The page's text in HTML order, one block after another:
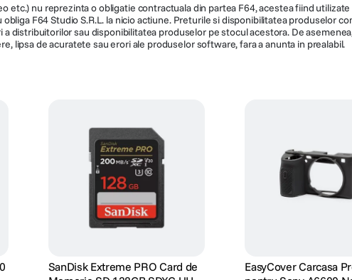
etc.) nu reprezinta o obligatie contractuala din partea F64, acestea fiind
F64 Studio S.R.L. la nicio actiune. Preturile si disponibilitatea produselor
sau disponibilitatea produselor pe stocul acestora. De
lipsa de acuratete sau erori ale produselor software, fara a anunta in prealabil.
SanDisk Extreme PRO Card de
EasyCover Carcasa